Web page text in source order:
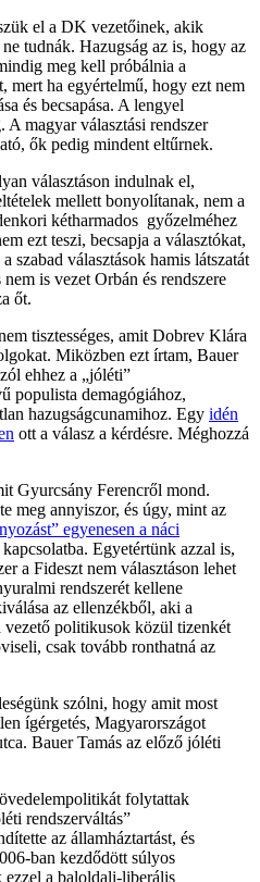
el a DK vezetőinek, akik
tudnák. Hazugság az is, hogy az
meg kell próbálnia a
mert ha egyértelmű, hogy ezt nem
és becsapása. A lengyel
A magyar választási rendszer
ők pedig mindent eltűrnek.
választáson indulnak el,
mellett bonyolítanak, nem a
kétharmados győzelméhez
ezt teszi, becsapja a választókat,
szabad választások hamis látszatát
is vezet Orbán és rendszere
őt.
tisztességes, amit Dobrev Klára
Miközben ezt írtam, Bauer
ehhez a „jóléti”
populista demagógiához,
hazugságcunamihoz. Egy idén
ott a válasz a kérdésre. Méghozzá
Gyurcsány Ferencről mond.
meg annyiszor, és úgy, mint az
egyenesen a náci
Egyetértünk azzal is,
a Fideszt nem választáson lehet
rendszerét kellene
az ellenzékből, aki a
vezető politikusok közül tizenkét
csak tovább ronthatná az
szólni, hogy amit most
ígérgetés, Magyarországot
Bauer Tamás az előző jóléti
folytattak
rendszerváltás”
az államháztartást, és
ban kezdődött súlyos
ezzel a baloldali-liberális